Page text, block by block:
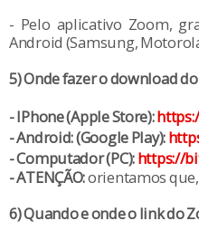
- Pelo aplicativo Zoom,
Android (Samsung,
5) Onde fazer o download
- IPhone (Apple Store):
- Android: (Google Play):
- Computador (PC):https://
- ATENÇÃO:orientamos
6) Quando e onde o link do